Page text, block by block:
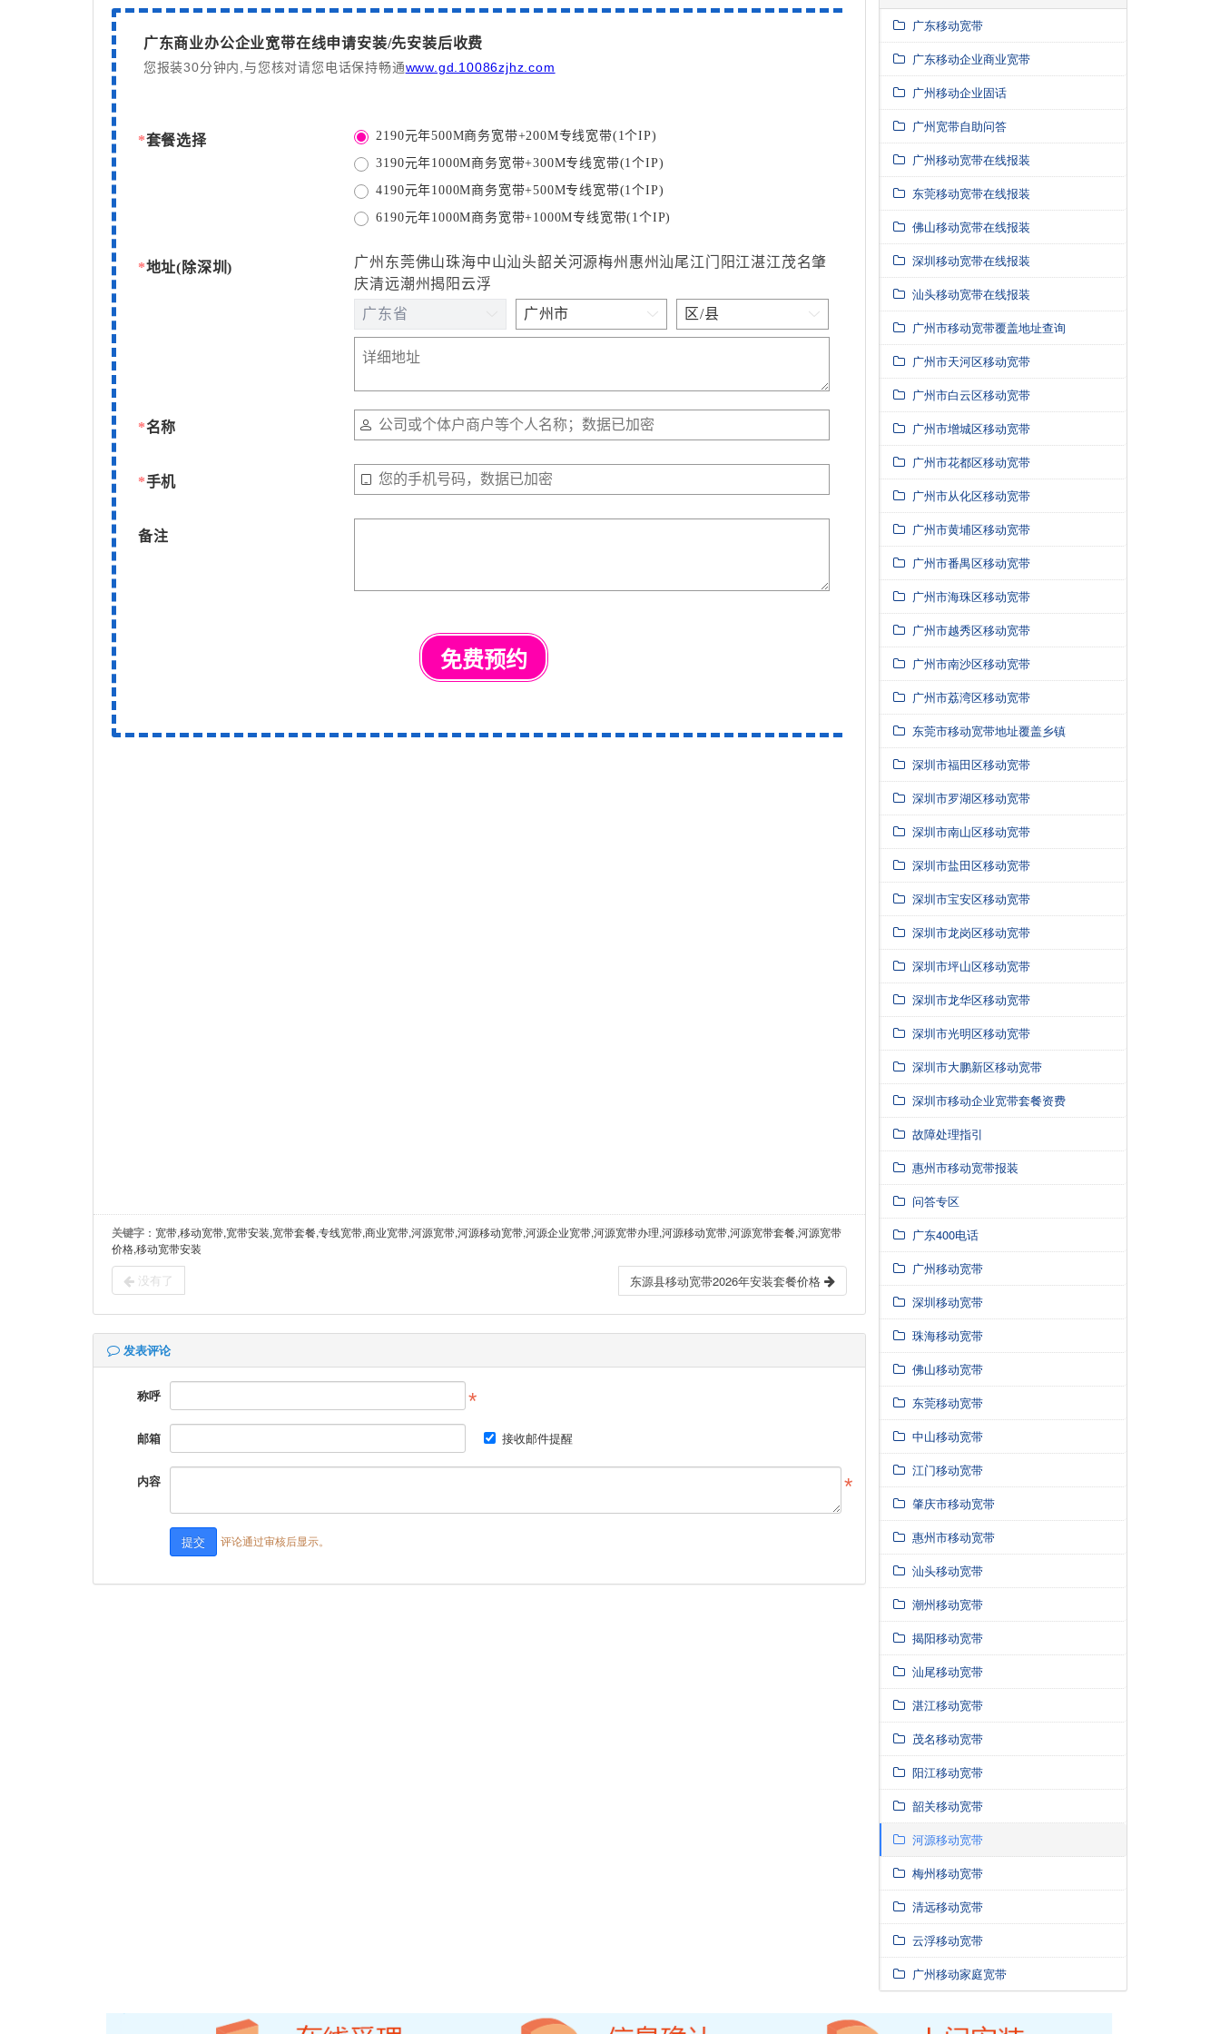
关键字 ：宽带,移动宽带,宽带安装,宽带套餐,专线宽带,商业宽带,河源宽带,河源移动宽带,河源企业宽带,河源宽带办理,河源移动宽带,河源宽带套餐,河源宽带
价格,移动宽带安装
没有了 东源县移动宽带2026年安装套餐价格
发表评论
称呼
邮箱 接收邮件提醒
内容
评论通过审核后显示。
广东移动宽带
广东移动企业商业宽带
广州移动企业固话
广州宽带自助问答
广州移动宽带在线报装
东莞移动宽带在线报装
佛山移动宽带在线报装
深圳移动宽带在线报装
汕头移动宽带在线报装
广州市移动宽带覆盖地址查询
广州市天河区移动宽带
广州市白云区移动宽带
广州市增城区移动宽带
广州市花都区移动宽带
广州市从化区移动宽带
广州市黄埔区移动宽带
广州市番禺区移动宽带
广州市海珠区移动宽带
广州市越秀区移动宽带
广州市南沙区移动宽带
广州市荔湾区移动宽带
东莞市移动宽带地址覆盖乡镇
深圳市福田区移动宽带
深圳市罗湖区移动宽带
深圳市南山区移动宽带
深圳市盐田区移动宽带
深圳市宝安区移动宽带
深圳市龙岗区移动宽带
深圳市坪山区移动宽带
深圳市龙华区移动宽带
深圳市光明区移动宽带
深圳市大鹏新区移动宽带
深圳市移动企业宽带套餐资费
故障处理指引
惠州市移动宽带报装
问答专区
广东400电话
广州移动宽带
深圳移动宽带
珠海移动宽带
佛山移动宽带
东莞移动宽带
中山移动宽带
江门移动宽带
肇庆市移动宽带
惠州市移动宽带
汕头移动宽带
潮州移动宽带
揭阳移动宽带
汕尾移动宽带
湛江移动宽带
茂名移动宽带
阳江移动宽带
韶关移动宽带
河源移动宽带
梅州移动宽带
清远移动宽带
云浮移动宽带
广州移动家庭宽带